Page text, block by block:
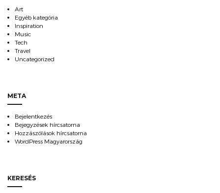
Art
Egyéb kategória
Inspiration
Music
Tech
Travel
Uncategorized
META
Bejelentkezés
Bejegyzések hírcsatorna
Hozzászólások hírcsatorna
WordPress Magyarország
KERESÉS